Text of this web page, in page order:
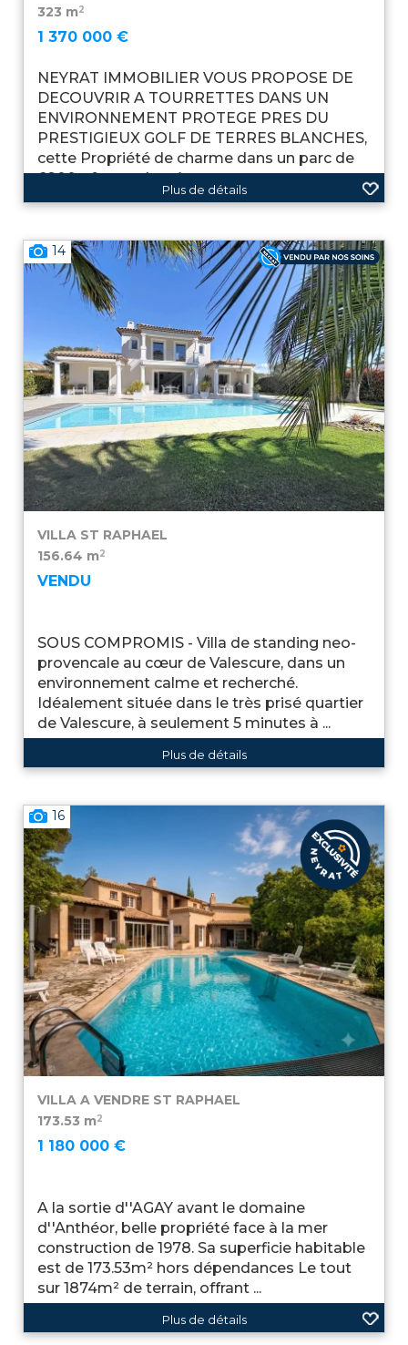
323 m2
1 370 000 €
NEYRAT IMMOBILIER VOUS PROPOSE DE
DECOUVRIR A TOURRETTES DANS UN
ENVIRONNEMENT PROTEGE PRES DU
PRESTIGIEUX GOLF DE TERRES BLANCHES,
cette Propriété de charme dans un parc de
6800m² complanté ...
Plus de détails
14
VILLA ST RAPHAEL
156.64 m2
VENDU
SOUS COMPROMIS - Villa de standing neo-
provencale au cœur de Valescure, dans un
environnement calme et recherché.
Idéalement située dans le très prisé quartier
de Valescure, à seulement 5 minutes à ...
Plus de détails
16
VILLA A VENDRE ST RAPHAEL
173.53 m2
1 180 000 €
A la sortie d''AGAY avant le domaine
d''Anthéor, belle propriété face à la mer
construction de 1978. Sa superficie habitable
est de 173.53m² hors dépendances Le tout
sur 1874m² de terrain, offrant ...
Plus de détails